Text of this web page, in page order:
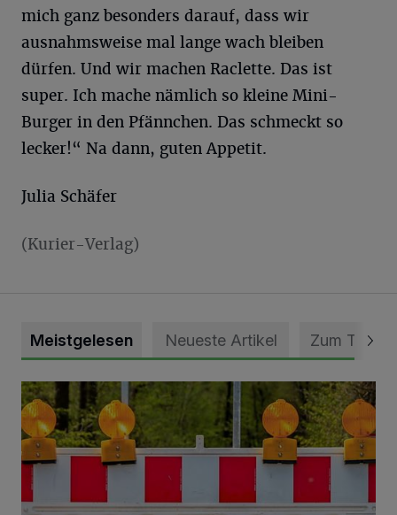
mich ganz besonders darauf, dass wir
ausnahmsweise mal lange wach bleiben
dürfen. Und wir machen Raclette. Das ist
super. Ich mache nämlich so kleine Mini-
Burger in den Pfännchen. Das schmeckt so
lecker!“ Na dann, guten Appetit.
Julia Schäfer
(Kurier-Verlag)
Meistgelesen Neueste Artikel Zum Thema
Vollsperrung der Talstraße in Grevenbroich-Kapellen